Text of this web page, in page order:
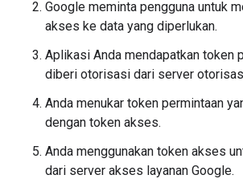
Google meminta pengguna untuk
akses ke data yang diperlukan.
Aplikasi Anda mendapatkan token
diberi otorisasi dari server
Anda menukar token permintaan
dengan token akses.
Anda menggunakan token akses
dari server akses layanan Google.